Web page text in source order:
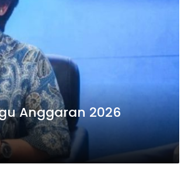
Anggaran 2026